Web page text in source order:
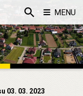
03. 03. 2023
MENU